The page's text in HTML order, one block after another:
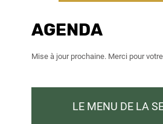
AGENDA
Mise à jour prochaine. Merci pour
LE MENU DE LA